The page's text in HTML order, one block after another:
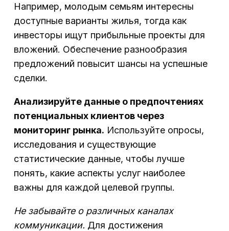
Например, молодым семьям интересны
доступные варианты жилья, тогда как
инвесторы ищут прибыльные проекты для
вложений. Обеспечение разнообразия
предложений повысит шансы на успешные
сделки.
Анализируйте данные о предпочтениях
потенциальных клиентов через
мониторинг рынка. Используйте опросы,
исследования и существующие
статистические данные, чтобы лучше
понять, какие аспекты услуг наиболее
важны для каждой целевой группы.
Не забывайте о различных каналах
коммуникации. Для достижения